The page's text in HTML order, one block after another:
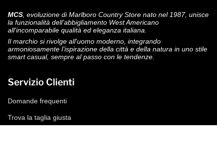
MCS , evoluzione di Marlboro Country Store nato nel 1987, unisce
la funzionalità dell’abbigliamento West Americano
all'incomparabile qualità ed eleganza italiana.
Il marchio si rivolge all'uomo moderno, integrando
armoniosamente l’ispirazione della città e della natura in uno stile
smart casual, sempre al passo con le tendenze.
Servizio Clienti
Domande frequenti
Trova la taglia giusta